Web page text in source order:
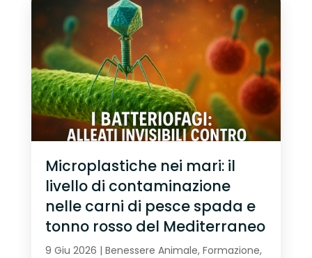
Microplastiche nei mari: il
livello di contaminazione
nelle carni di pesce spada e
tonno rosso del Mediterraneo
9 Giu 2026 | Benessere Animale, Formazione,